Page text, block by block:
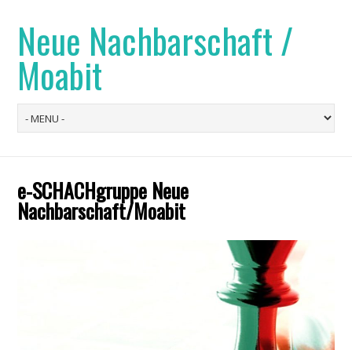
Neue Nachbarschaft /
Moabit
e-SCHACHgruppe Neue
Nachbarschaft/Moabit